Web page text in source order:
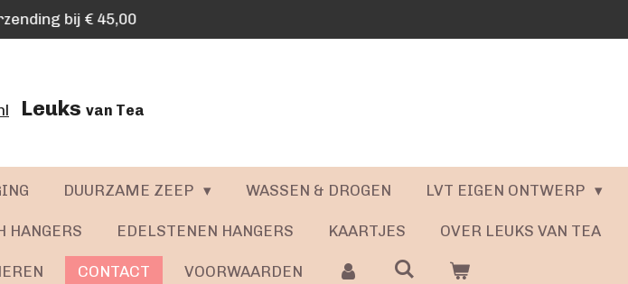
bij € 45,00
Leuks van Tea
DUURZAME ZEEP WASSEN & DROGEN LVT EIGEN ONTWERP
HANGERS EDELSTENEN HANGERS KAARTJES OVER LEUKS VAN TEA
CONTACT VOORWAARDEN